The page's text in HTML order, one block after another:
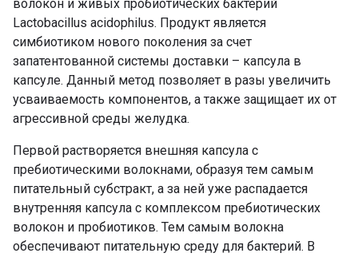
волокон и живых пробиотических бактерий
Lactobacillus acidophilus. Продукт является
симбиотиком нового поколения за счет
запатентованной системы доставки – капсула в
капсуле. Данный метод позволяет в разы увеличить
усваиваемость компонентов, а также защищает их от
агрессивной среды желудка.
Первой растворяется внешняя капсула с
пребиотическими волокнами, образуя тем самым
питательный субстракт, а за ней уже распадается
внутренняя капсула с комплексом пребиотических
волокон и пробиотиков. Тем самым волокна
обеспечивают питательную среду для бактерий. В